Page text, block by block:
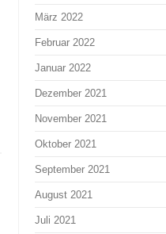
März 2022
Februar 2022
Januar 2022
Dezember 2021
November 2021
Oktober 2021
September 2021
August 2021
Juli 2021